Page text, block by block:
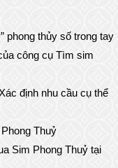
phong thủy số trong tay
công cụ Tìm sim
định nhu cầu cụ thể
Thuỷ
Sim Phong Thuỷ tại